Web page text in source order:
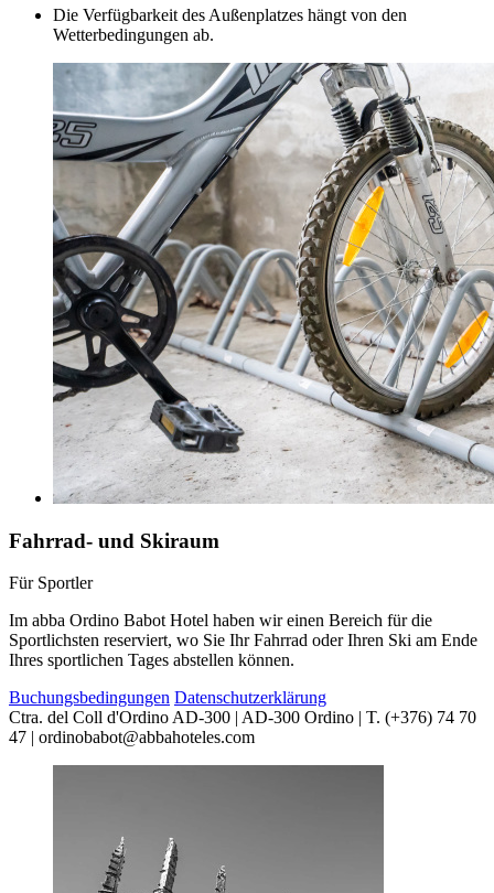
Die Verfügbarkeit des Außenplatzes hängt von den
Wetterbedingungen ab.
Fahrrad- und Skiraum
Für Sportler
Im abba Ordino Babot Hotel haben wir einen Bereich für die
Sportlichsten reserviert, wo Sie Ihr Fahrrad oder Ihren Ski am Ende
Ihres sportlichen Tages abstellen können.
Buchungsbedingungen Datenschutzerklärung
Ctra. del Coll d'Ordino AD-300 | AD-300 Ordino | T. (+376) 74 70
47 | ordinobabot@abbahoteles.com